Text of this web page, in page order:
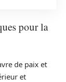
pour la
de paix et
et